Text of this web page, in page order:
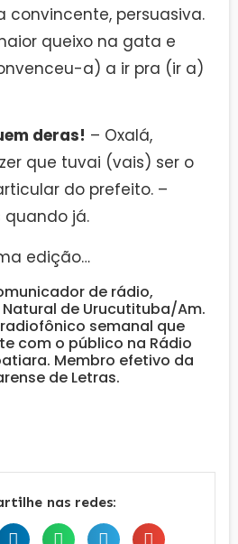
convincente, persuasiva.
queixo na gata e
a) a ir pra (ir a)
deras! – Oxalá,
que tuvai (vais) ser o
do prefeito. –
quando já.
edição…
de rádio,
de Urucutituba/Am.
semanal que
com o público na Rádio
Membro efetivo da
de Letras.
nas redes: